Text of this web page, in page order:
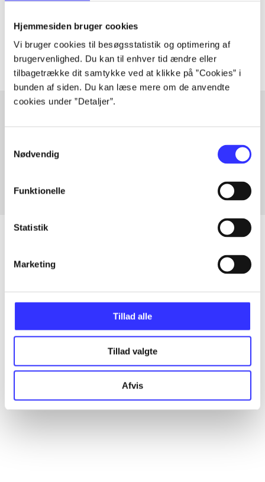
Hjemmesiden bruger cookies
Vi bruger cookies til besøgsstatistik og optimering af
brugervenlighed. Du kan til enhver tid ændre eller
tilbagetrække dit samtykke ved at klikke på ”Cookies” i
bunden af siden. Du kan læse mere om de anvendte
cookies under ”Detaljer”.
Nødvendig
Funktionelle
Statistik
Marketing
Tillad alle
Tillad valgte
Afvis
Fra
Artikler
...